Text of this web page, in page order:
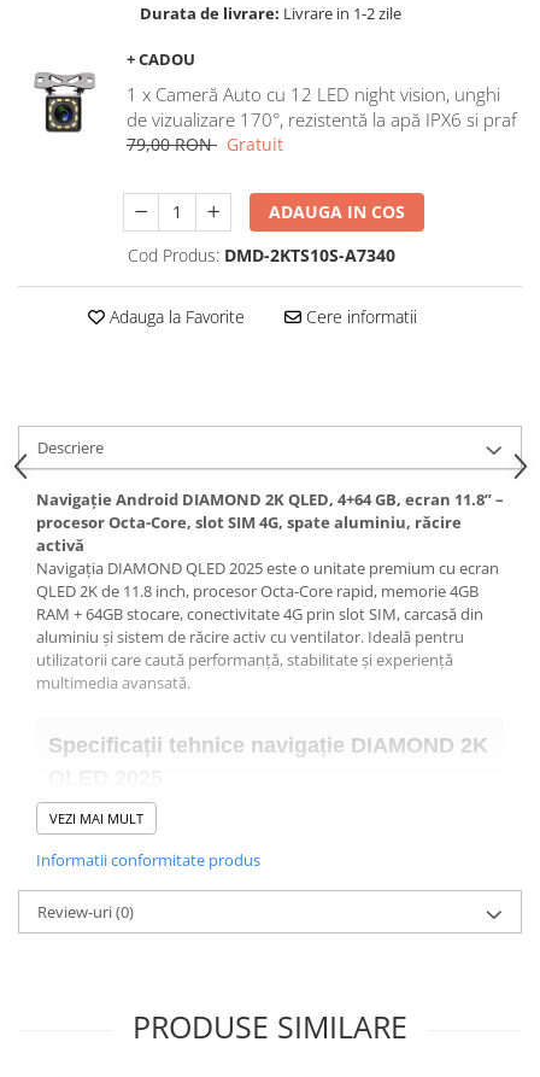
Navigatii Honda
Navigatii Jeep
Navigatii Porsche
Navigatii Land Rover
Navigatii Chrysler
Navigatie universala
Navigatii 2 DIN
Accesorii navigatii
CarPlay&Android Auto
Camera Marsarier
Camera Trafic DVR
Rama adaptare
Camera marsarier dedicata
Adaptoare Navigatii
Camera frontala
Accesorii auto
Suport Telefon
Lanterne
Senzori Parcare
Redresoare Auto
Durata de livrare: Livrare in 1-2 zile
+ CADOU
1 x Cameră Auto cu 12 LED night vision, unghi
de vizualizare 170°, rezistentă la apă IPX6 si praf
79,00 RON Gratuit
ADAUGA IN COS
Cod Produs: DMD-2KTS10S-A7340
Adauga la Favorite Cere informatii
Descriere
Navigație Android DIAMOND 2K QLED, 4+64 GB, ecran 11.8” –
procesor Octa-Core, slot SIM 4G, spate aluminiu, răcire
activă
Navigația DIAMOND QLED 2025 este o unitate premium cu ecran
QLED 2K de 11.8 inch, procesor Octa-Core rapid, memorie 4GB
RAM + 64GB stocare, conectivitate 4G prin slot SIM, carcasă din
aluminiu și sistem de răcire activ cu ventilator. Ideală pentru
utilizatorii care caută performanță, stabilitate și experiență
multimedia avansată.
Specificații tehnice navigație DIAMOND 2K
Ecran
Sistem de operare Android
Procesor
Da – funcție de internet mobil integrată
VEZI MAI MULT
Informatii conformitate produs
Review-uri(0)
PRODUSE SIMILARE